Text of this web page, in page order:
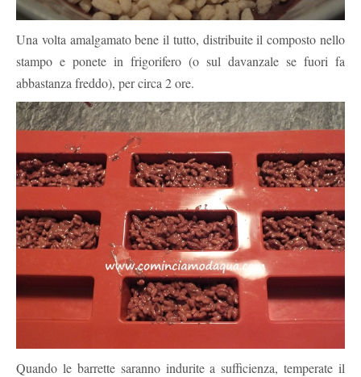
Una volta amalgamato bene il tutto, distribuite il composto nello
stampo e ponete in frigorifero (o sul davanzale se fuori fa
abbastanza freddo), per circa 2 ore.
Quando le barrette saranno indurite a sufficienza, temperate il